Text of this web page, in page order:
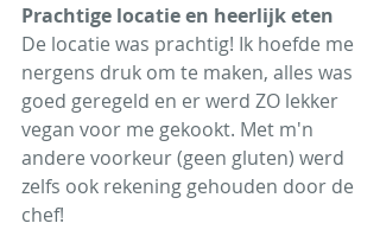
Prachtige locatie en heerlijk eten
De locatie was prachtig! Ik hoefde me
nergens druk om te maken, alles was
goed geregeld en er werd ZO lekker
vegan voor me gekookt. Met m'n
andere voorkeur (geen gluten) werd
zelfs ook rekening gehouden door de
chef!